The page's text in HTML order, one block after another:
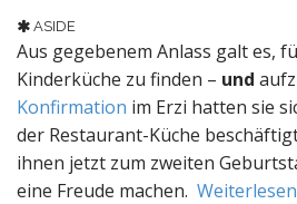
ASIDE
Aus gegebenem Anlass galt es,
Kinderküche zu finden – und
Konfirmation im Erzi hatten sie
der Restaurant-Küche
ihnen jetzt zum zweiten
eine Freude machen. Weiterlesen